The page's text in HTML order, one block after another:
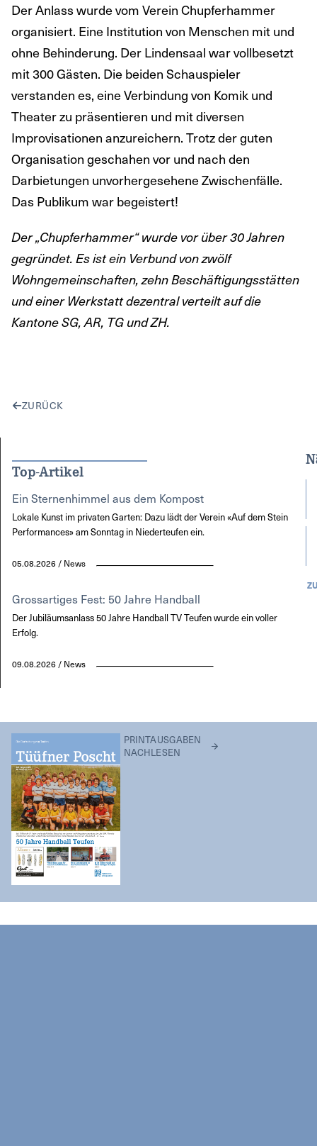
Der Anlass wurde vom Verein Chupferhammer
organisiert. Eine Institution von Menschen mit und
ohne Behinderung. Der Lindensaal war vollbesetzt
mit 300 Gästen. Die beiden Schauspieler
verstanden es, eine Verbindung von Komik und
Theater zu präsentieren und mit diversen
Improvisationen anzureichern. Trotz der guten
Organisation geschahen vor und nach den
Darbietungen unvorhergesehene Zwischenfälle.
Das Publikum war begeistert!
Der „Chupferhammer“ wurde vor über 30 Jahren
gegründet. Es ist ein Verbund von zwölf
Wohngemeinschaften, zehn Beschäftigungsstätten
und einer Werkstatt dezentral verteilt auf die
Kantone SG, AR, TG und ZH.
ZURÜCK
Top-Artikel
Ein Sternenhimmel aus dem Kompost
Lokale Kunst im privaten Garten: Dazu lädt der Verein «Auf dem Stein
Performances» am Sonntag in Niederteufen ein.
05.08.2026 / News
Grossartiges Fest: 50 Jahre Handball
Der Jubiläumsanlass 50 Jahre Handball TV Teufen wurde ein voller
Erfolg.
09.08.2026 / News
PRINTAUSGABEN
NACHLESEN